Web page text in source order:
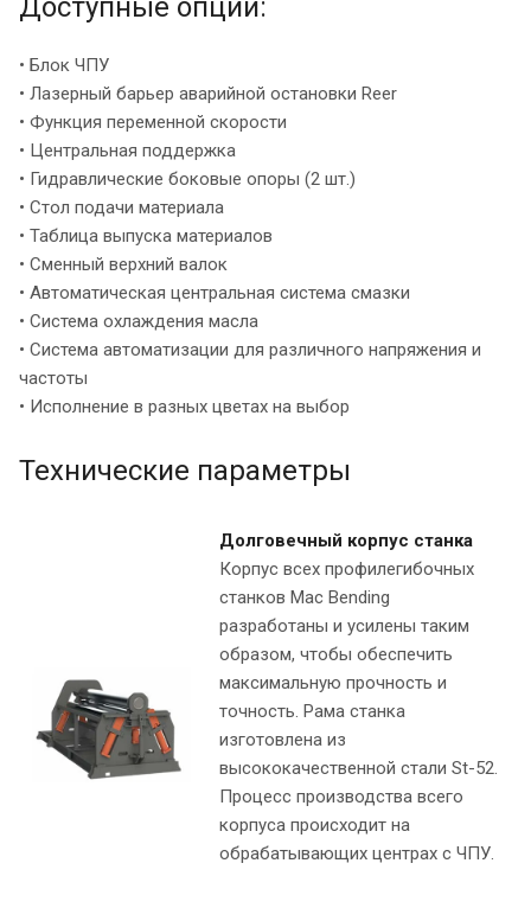
Доступные опции:
• Блок ЧПУ
• Лазерный барьер аварийной остановки Reer
• Функция переменной скорости
• Центральная поддержка
• Гидравлические боковые опоры (2 шт.)
• Стол подачи материала
• Таблица выпуска материалов
• Сменный верхний валок
• Автоматическая центральная система смазки
• Система охлаждения масла
• Система автоматизации для различного напряжения и
частоты
• Исполнение в разных цветах на выбор
Технические параметры
Долговечный корпус станка
Корпус всех профилегибочных
станков Mac Bending
разработаны и усилены таким
образом, чтобы обеспечить
максимальную прочность и
точность. Рама станка
изготовлена из
высококачественной стали St-52.
Процесс производства всего
корпуса происходит на
обрабатывающих центрах с ЧПУ.